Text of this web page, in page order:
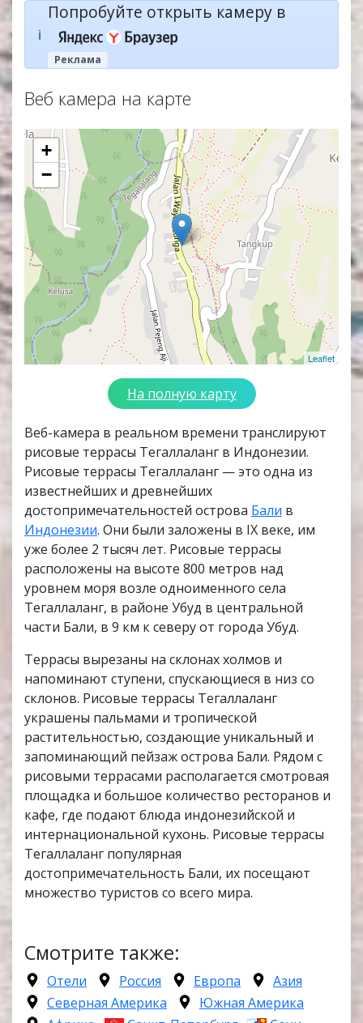
ℹ️
Попробуйте открыть камеру в
Реклама
Веб камера на карте
+
−
Leaflet
На полную карту
Веб-камера в реальном времени транслируют
рисовые террасы Тегаллаланг в Индонезии.
Рисовые террасы Тегаллаланг — это одна из
известнейших и древнейших
достопримечательностей острова Бали в
Индонезии. Они были заложены в IX веке, им
уже более 2 тысяч лет. Рисовые террасы
расположены на высоте 800 метров над
уровнем моря возле одноименного села
Тегаллаланг, в районе Убуд в центральной
части Бали, в 9 км к северу от города Убуд.
Террасы вырезаны на склонах холмов и
напоминают ступени, спускающиеся в низ со
склонов. Рисовые террасы Тегаллаланг
украшены пальмами и тропической
растительностью, создающие уникальный и
запоминающий пейзаж острова Бали. Рядом с
рисовыми террасами располагается смотровая
площадка и большое количество ресторанов и
кафе, где подают блюда индонезийской и
интернациональной кухонь. Рисовые террасы
Тегаллаланг популярная
достопримечательность Бали, их посещают
множество туристов со всего мира.
Смотрите также:
Отели Россия Европа
Азия
Северная Америка
Южная Америка